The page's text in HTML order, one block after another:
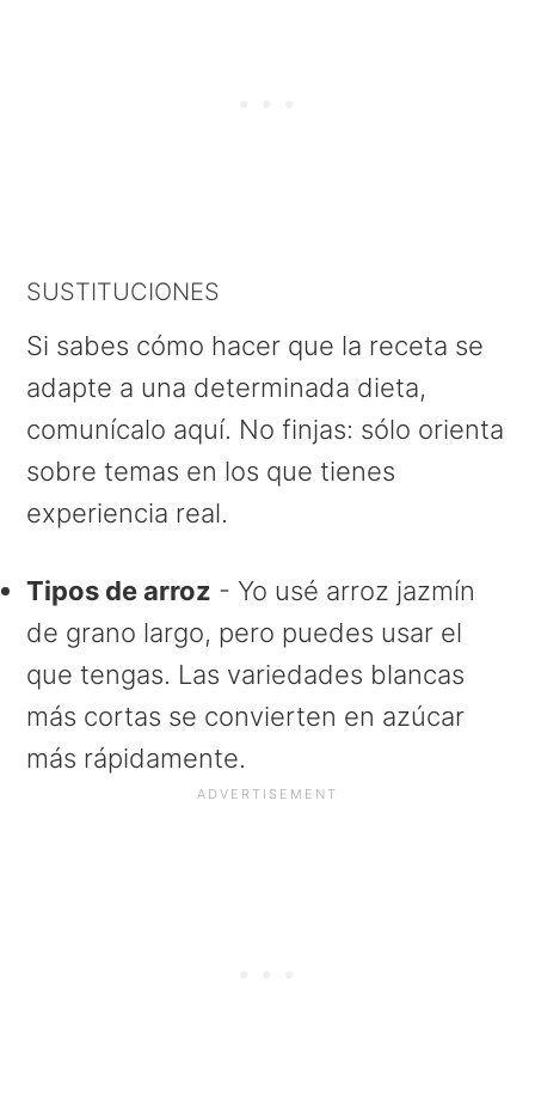
SUSTITUCIONES
Si sabes cómo hacer que la receta se
adapte a una determinada dieta,
comunícalo aquí. No finjas: sólo orienta
sobre temas en los que tienes
experiencia real.
Tipos de arroz - Yo usé arroz jazmín
de grano largo, pero puedes usar el
que tengas. Las variedades blancas
más cortas se convierten en azúcar
más rápidamente.